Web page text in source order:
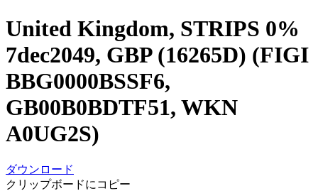
United Kingdom, STRIPS 0%
7dec2049, GBP (16265D) (FIGI
BBG0000BSSF6,
GB00B0BDTF51, WKN
A0UG2S)
ダウンロード
クリップボードにコピー